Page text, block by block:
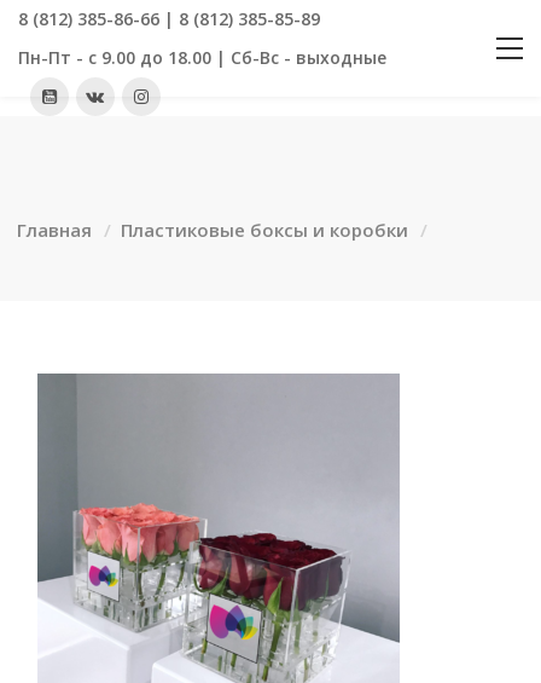
8 (812) 385-86-66 | 8 (812) 385-85-89
Пн-Пт - с 9.00 до 18.00 | Сб-Вс - выходные
Главная Пластиковые боксы и коробки